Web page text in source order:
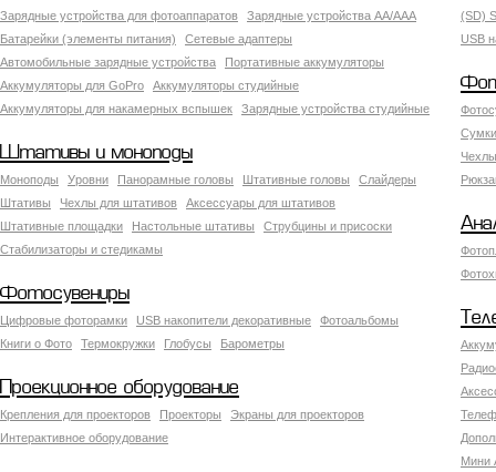
Зарядные устройства для фотоаппаратов
Зарядные устройства AA/AAA
Батарейки (элементы питания)
Сетевые адаптеры
Автомобильные зарядные устройства
Портативные аккумуляторы
Аккумуляторы для GoPro
Аккумуляторы студийные
Аккумуляторы для накамерных вспышек
Зарядные устройства студийные
(SD)
USB
Штативы и моноподы
Моноподы Уровни Панорамные головы Штативные головы
Слайдеры
Штативы
Чехлы для штативов
Аксессуары для штативов
Штативные площадки
Настольные штативы
Струбцины и присоски
Стабилизаторы и стедикамы
Фотосувениры
Цифровые фоторамки USB накопители декоративные
Фотоальбомы
Книги о Фото
Термокружки Глобусы Барометры
Мини
Проекционное оборудование
Крепления для проекторов Проекторы
Экраны для проекторов
Интерактивное оборудование